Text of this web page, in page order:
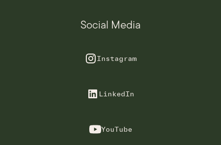
Social Media
Instagram
LinkedIn
YouTube